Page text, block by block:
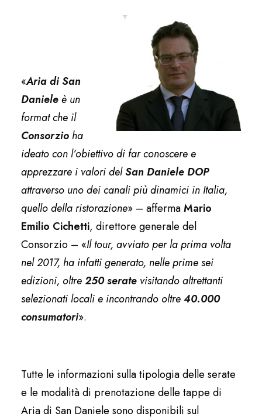
«Aria di San
Danieleè un
format che il
Consorzioha
ideato con l’obiettivo di far conoscere e
apprezzare i valori delSan Daniele DOP
attraverso uno dei canali più dinamici in Italia,
quello della ristorazione» – affermaMario
Emilio Cichetti, direttore generale del
Consorzio – «Il tour, avviato per la prima volta
nel 2017, ha infatti generato, nelle prime sei
edizioni, oltre250 serate visitando altrettanti
selezionati locali e incontrando oltre40.000
consumatori».
Tutte le informazioni sulla tipologia delle serate
e le modalità di prenotazione delle tappe di
Aria di San Daniele sono disponibili sul